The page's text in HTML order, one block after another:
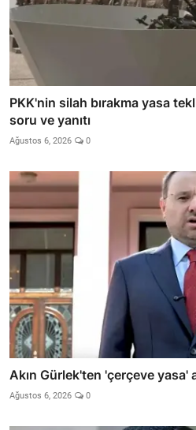
PKK'nin silah bırakma yasa
soru ve yanıtı
Ağustos 6, 2026 0
Akın Gürlek'ten 'çerçeve yasa'
Ağustos 6, 2026 0